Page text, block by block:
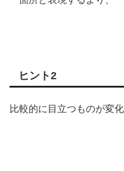
ヒント2
比較的に目立つものが変